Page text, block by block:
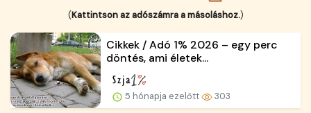
(Kattintson az adószámra a másoláshoz.)
Cikkek / Adó 1% 2026 – egy perc
döntés, ami életek...
5 hónapja ezelőtt 303